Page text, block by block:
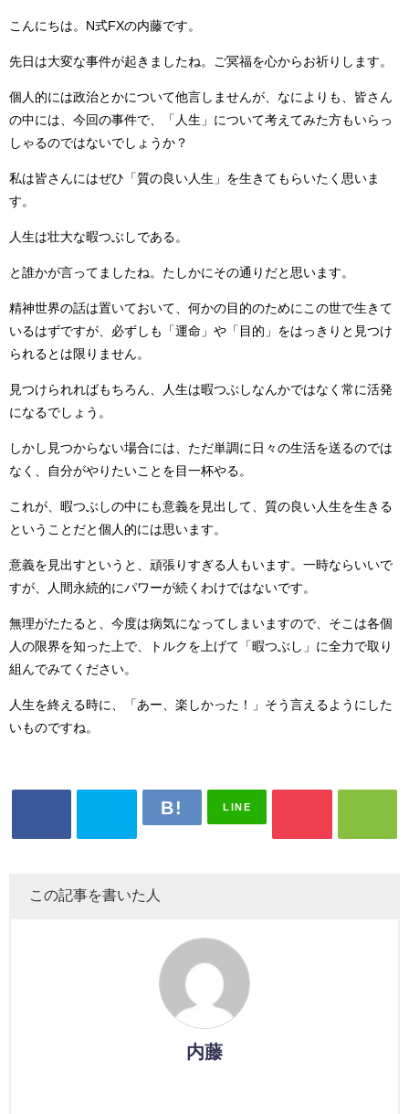
こんにちは。N式FXの内藤です。
先日は大変な事件が起きましたね。ご冥福を心からお祈りします。
個人的には政治とかについて他言しませんが、なによりも、皆さん
の中には、今回の事件で、「人生」について考えてみた方もいらっ
しゃるのではないでしょうか？
私は皆さんにはぜひ「質の良い人生」を生きてもらいたく思いま
す。
人生は壮大な暇つぶしである。
と誰かが言ってましたね。たしかにその通りだと思います。
精神世界の話は置いておいて、何かの目的のためにこの世で生きて
いるはずですが、必ずしも「運命」や「目的」をはっきりと見つけ
られるとは限りません。
見つけられればもちろん、人生は暇つぶしなんかではなく常に活発
になるでしょう。
しかし見つからない場合には、ただ単調に日々の生活を送るのでは
なく、自分がやりたいことを目一杯やる。
これが、暇つぶしの中にも意義を見出して、質の良い人生を生きる
ということだと個人的には思います。
意義を見出すというと、頑張りすぎる人もいます。一時ならいいで
すが、人間永続的にパワーが続くわけではないです。
無理がたたると、今度は病気になってしまいますので、そこは各個
人の限界を知った上で、トルクを上げて「暇つぶし」に全力で取り
組んでみてください。
人生を終える時に、「あー、楽しかった！」そう言えるようにした
いものですね。
LINE
この記事を書いた人
内藤